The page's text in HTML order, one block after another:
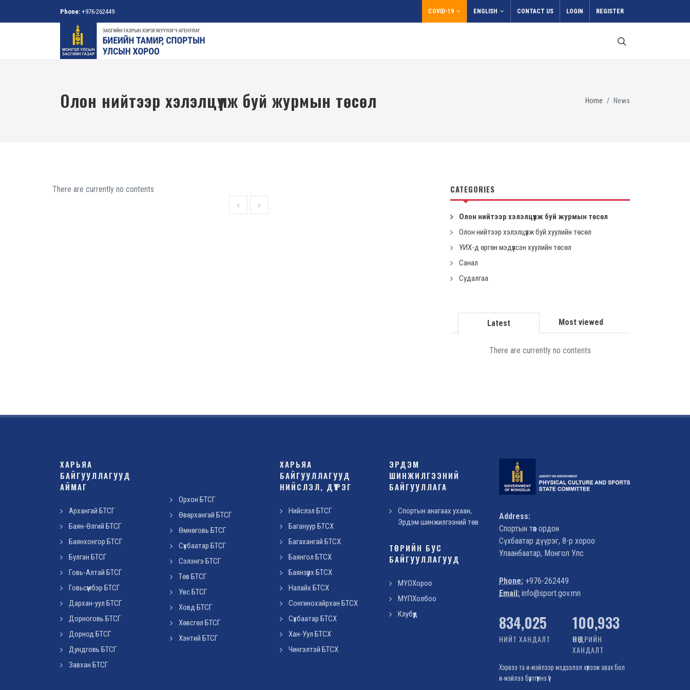
Phone: +976-262449 COVID-19 ENGLISH CONTACT US LOGIN REGISTER
Олон нийтээр хэлэлцүүлж буй журмын төсөл Home News
There are currently no contents CATEGORIES
Олон нийтээр хэлэлцүүлж буй журмын төсөл
Олон нийтээр хэлэлцүүлж буй хуулийн төсөл
УИХ-д өргөн мэдүүлсэн хуулийн төсөл
Санал
Судалгаа
Latest Most viewed
There are currently no contents
ХАРЬЯА
БАЙГУУЛЛАГУУД
АЙМАГ
Архангай БТСГ
Баян-Өлгий БТСГ
Баянхонгор БТСГ
Булган БТСГ
Говь-Алтай БТСГ
Говьсүмбэр БТСГ
Дархан-уул БТСГ
Дорноговь БТСГ
Дорнод БТСГ
Дундговь БТСГ
Завхан БТСГ
Орхон БТСГ
Өвөрхангай БТСГ
Өмнөговь БТСГ
Сүхбаатар БТСГ
Сэлэнгэ БТСГ
Төв БТСГ
Увс БТСГ
Ховд БТСГ
Хөвсгөл БТСГ
Хэнтий БТСГ
ХАРЬЯА
БАЙГУУЛЛАГУУД
НИЙСЛЭЛ, ДҮҮРЭГ
Нийслэл БТСГ
Багануур БТСХ
Багахангай БТСХ
Баянгол БТСХ
Баянзүрх БТСХ
Налайх БТСХ
Сонгинохайрхан БТСХ
Сүхбаатар БТСХ
Хан-Уул БТСХ
Чингэлтэй БТСХ
ЭРДЭМ
ШИНЖИЛГЭЭНИЙ
БАЙГУУЛЛАГА
Спортын анагаах ухаан,
Эрдэм шинжилгээний төв
ТӨРИЙН БУС
БАЙГУУЛЛАГУУД
МҮОХороо
МҮПХолбоо
Клубүүд
Address:
Спортын төв ордон
Сүхбаатар дүүрэг, 8-р хороо
Улаанбаатар, Монгол Улс
Phone: +976-262449
Email: info@sport.gov.mn
941,641
НИЙТ ХАНДАЛТ
100,933
ӨНӨӨДРИЙН
ХАНДАЛТ
Хэрвээ та и-мэйлээр мэдээлэл хүлээж авах бол
и-мэйлээ бүртгүүлнэ үү!